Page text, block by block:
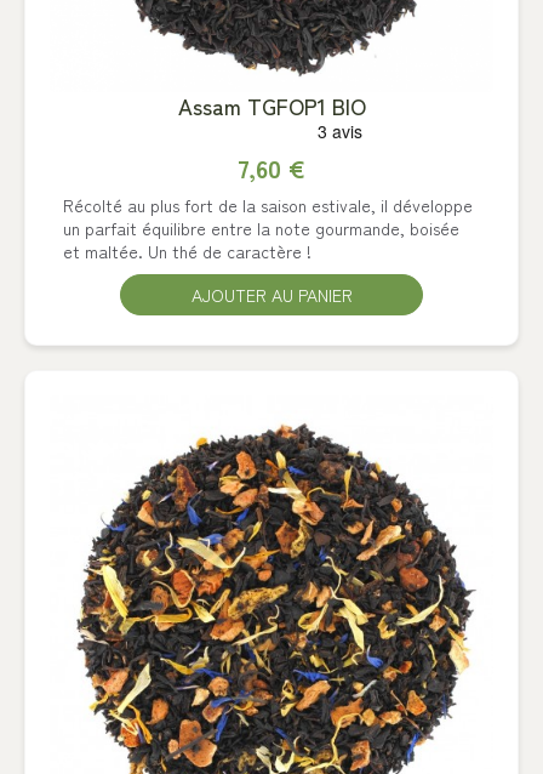
Assam TGFOP1 BIO
7,60 €
Récolté au plus fort de la saison estivale, il développe
un parfait équilibre entre la note gourmande, boisée
et maltée. Un thé de caractère !
AJOUTER AU PANIER